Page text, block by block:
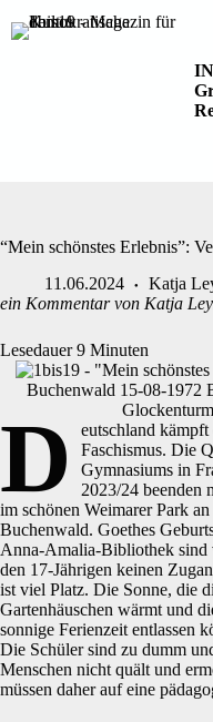
Inhalt
“Mein schönstes Erlebnis”:
11.06.2024
Katja
ein Kommentar von Katja
Lesedauer 9 Minuten
Buchenwald 15-08-1972
D
eutschland
Faschismus. Die
Gymnasiums in
2023/24 beenden
im schönen Weimarer Park
Buchenwald. Goethes
Anna-Amalia-Bibliothek sind
den 17-Jährigen keinen
ist viel Platz. Die Sonne, die
Gartenhäuschen wärmt und
sonnige Ferienzeit entlassen
Die Schüler sind zu dumm
Menschen nicht quält und
müssen daher auf eine